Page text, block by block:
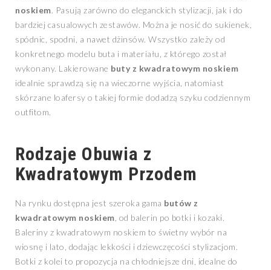
noskiem. Pasują zarówno do eleganckich stylizacji, jak i do
bardziej casualowych zestawów. Można je nosić do sukienek,
spódnic, spodni, a nawet dżinsów. Wszystko zależy od
konkretnego modelu buta i materiału, z którego został
wykonany. Lakierowane buty z kwadratowym noskiem
idealnie sprawdzą się na wieczorne wyjścia, natomiast
skórzane loafersy o takiej formie dodadzą szyku codziennym
outfitom.
Rodzaje Obuwia z
Kwadratowym Przodem
Na rynku dostępna jest szeroka gama butów z
kwadratowym noskiem , od balerin po botki i kozaki.
Baleriny z kwadratowym noskiem to świetny wybór na
wiosnę i lato, dodając lekkości i dziewczęcości stylizacjom.
Botki z kolei to propozycja na chłodniejsze dni, idealne do